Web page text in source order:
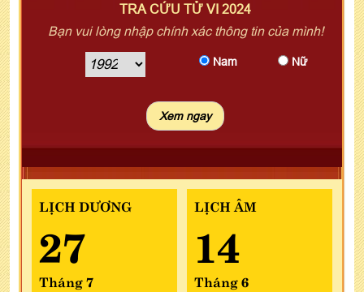
TRA CỨU TỬ VI 2024
Bạn vui lòng nhập chính xác thông tin của mình!
Nam Nữ
LỊCH DƯƠNG
27
Tháng 7
LỊCH ÂM
14
Tháng 6